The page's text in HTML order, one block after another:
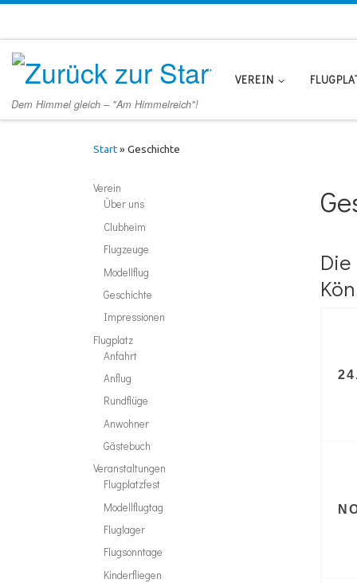
Dem Himmel gleich – "Am Himmelreich"!
VEREIN
Start » Geschichte
Verein
Über uns
Clubheim
Flugzeuge
Modellflug
Geschichte
Impressionen
Flugplatz
Anfahrt
Anflug
Rundflüge
Anwohner
Gästebuch
Veranstaltungen
Flugplatzfest
Modellflugtag
Fluglager
Flugsonntage
Kinderfliegen